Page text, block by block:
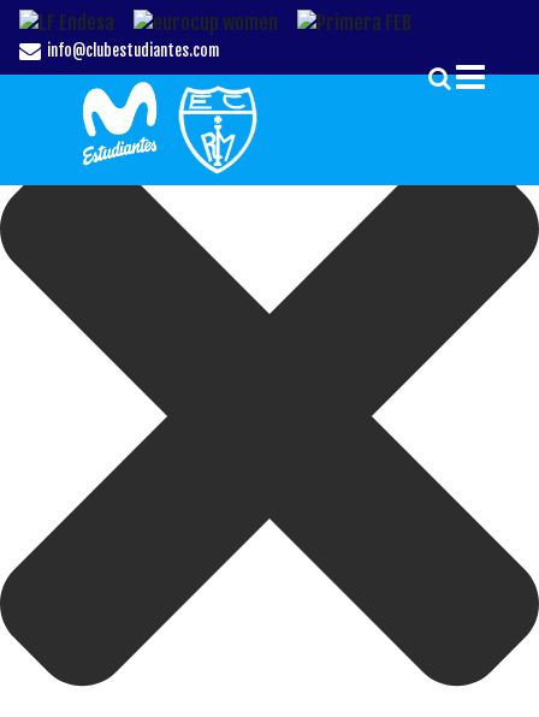
Gestionar el Consentimiento de las Cookies
info@clubestudiantes.com